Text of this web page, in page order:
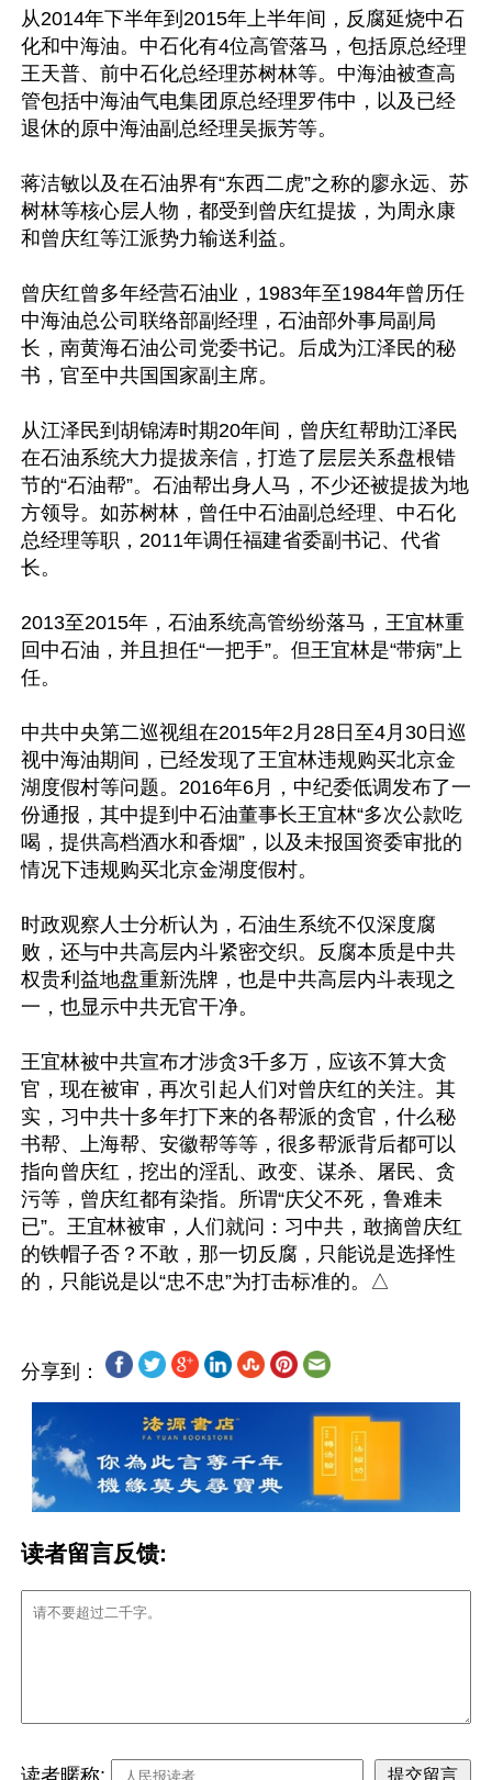
从2014年下半年到2015年上半年间，反腐延烧中石
化和中海油。中石化有4位高管落马，包括原总经理
王天普、前中石化总经理苏树林等。中海油被查高
管包括中海油气电集团原总经理罗伟中，以及已经
退休的原中海油副总经理吴振芳等。
蒋洁敏以及在石油界有“东西二虎”之称的廖永远、苏
树林等核心层人物，都受到曾庆红提拔，为周永康
和曾庆红等江派势力输送利益。
曾庆红曾多年经营石油业，1983年至1984年曾历任
中海油总公司联络部副经理，石油部外事局副局
长，南黄海石油公司党委书记。后成为江泽民的秘
书，官至中共国国家副主席。
从江泽民到胡锦涛时期20年间，曾庆红帮助江泽民
在石油系统大力提拔亲信，打造了层层关系盘根错
节的“石油帮”。石油帮出身人马，不少还被提拔为地
方领导。如苏树林，曾任中石油副总经理、中石化
总经理等职，2011年调任福建省委副书记、代省
长。
2013至2015年，石油系统高管纷纷落马，王宜林重
回中石油，并且担任“一把手”。但王宜林是“带病”上
任。
中共中央第二巡视组在2015年2月28日至4月30日巡
视中海油期间，已经发现了王宜林违规购买北京金
湖度假村等问题。2016年6月，中纪委低调发布了一
份通报，其中提到中石油董事长王宜林“多次公款吃
喝，提供高档酒水和香烟”，以及未报国资委审批的
情况下违规购买北京金湖度假村。
时政观察人士分析认为，石油生系统不仅深度腐
败，还与中共高层内斗紧密交织。反腐本质是中共
权贵利益地盘重新洗牌，也是中共高层内斗表现之
一，也显示中共无官干净。
王宜林被中共宣布才涉贪3千多万，应该不算大贪
官，现在被审，再次引起人们对曾庆红的关注。其
实，习中共十多年打下来的各帮派的贪官，什么秘
书帮、上海帮、安徽帮等等，很多帮派背后都可以
指向曾庆红，挖出的淫乱、政变、谋杀、屠民、贪
污等，曾庆红都有染指。所谓“庆父不死，鲁难未
已”。王宜林被审，人们就问：习中共，敢摘曾庆红
的铁帽子否？不敢，那一切反腐，只能说是选择性
分享到：
读者留言反馈:
读者暱称: